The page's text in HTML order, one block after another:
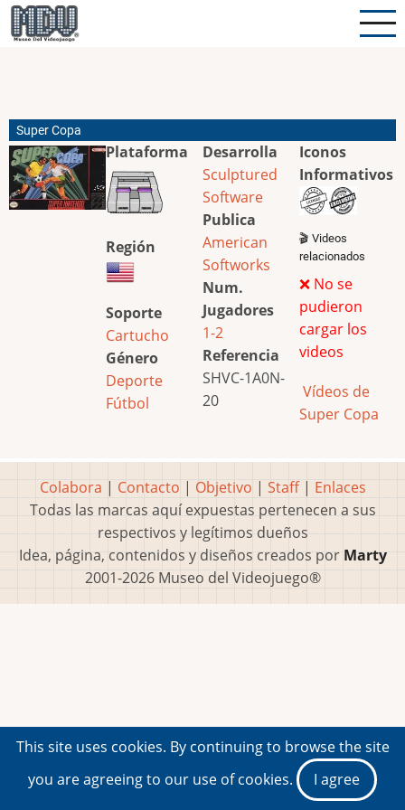
Pasar
al
Super Copa
Plataforma
Región
Soporte
Cartucho
Género
Deporte
Fútbol
Desarrolla
Sculptured
Software
Publica
American
Softworks
Num.
Jugadores
1-2
Referencia
SHVC-1A0N-
20
Iconos
Informativos
🎬 Videos
relacionados
❌ No se
pudieron
cargar los
videos
Vídeos de
Super Copa
Colabora | Contacto | Objetivo | Staff| Enlaces
Todas las marcas aquí expuestas pertenecen a sus
respectivos y legítimos dueños
Idea, página, contenidos y diseños creados por Marty
2001-2026 Museo del Videojuego®
This site uses cookies. By continuing to browse the site
you are agreeing to our use of cookies.
I agree